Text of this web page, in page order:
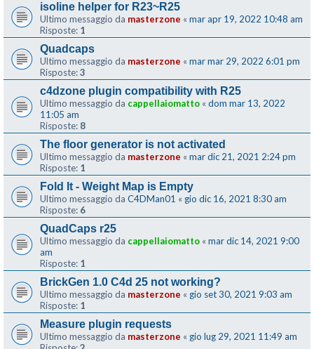
isoline helper for R23~R25
Ultimo messaggio da masterzone « mar apr 19, 2022 10:48 am
Risposte: 1
Quadcaps
Ultimo messaggio da masterzone « mar mar 29, 2022 6:01 pm
Risposte:3
c4dzone plugin compatibility with R25
Ultimo messaggio da cappellaiomatto « dom mar 13, 2022
11:05 am
Risposte: 8
The floor generator is not activated
Ultimo messaggio da masterzone « mar dic 21, 2021 2:24 pm
Risposte: 1
Fold It - Weight Map is Empty
Ultimo messaggio da C4DMan01 « gio dic 16, 2021 8:30 am
Risposte: 6
QuadCaps r25
Ultimo messaggio da cappellaiomatto « mar dic 14, 2021 9:00
am
Risposte: 1
BrickGen 1.0 C4d 25 not working?
Ultimo messaggio da masterzone « gio set 30, 2021 9:03 am
Risposte: 1
Measure plugin requests
Ultimo messaggio da masterzone « gio lug 29, 2021 11:49 am